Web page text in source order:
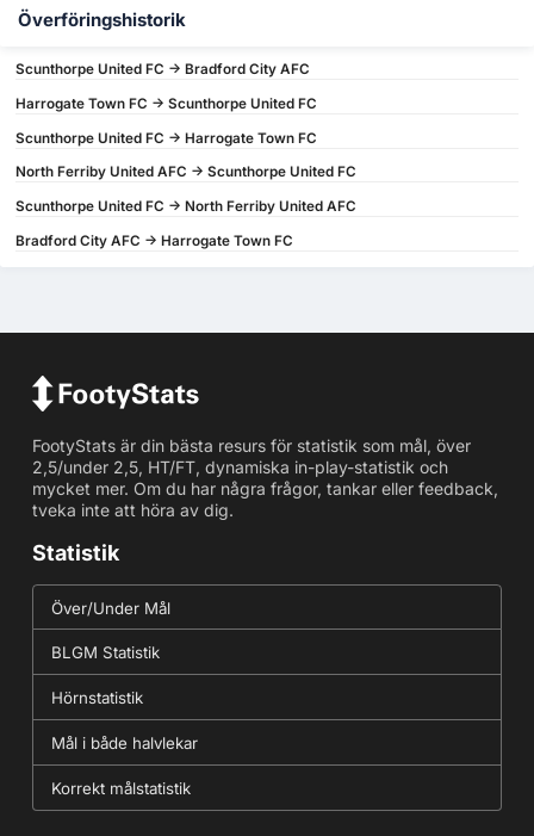
Överföringshistorik
Scunthorpe United FC -> Bradford City AFC
Harrogate Town FC -> Scunthorpe United FC
Scunthorpe United FC -> Harrogate Town FC
North Ferriby United AFC -> Scunthorpe United FC
Scunthorpe United FC -> North Ferriby United AFC
Bradford City AFC -> Harrogate Town FC
FootyStats är din bästa resurs för statistik som mål, över
2,5/under 2,5, HT/FT, dynamiska in-play-statistik och
mycket mer. Om du har några frågor, tankar eller feedback,
tveka inte att höra av dig.
Statistik
Över/Under Mål
BLGM Statistik
Hörnstatistik
Mål i både halvlekar
Korrekt målstatistik